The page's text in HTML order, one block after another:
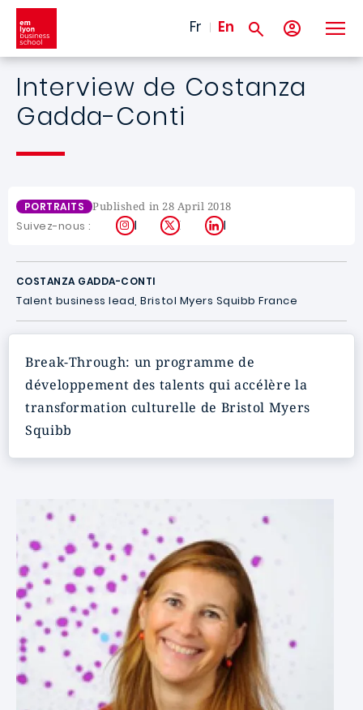
Skip to main content
Fr En
Interview de Costanza
Gadda-Conti
PORTRAITS Published in 28 April 2018
Suivez-nous : Instagram
X LinkedIn
COSTANZA GADDA-CONTI
Talent business lead, Bristol Myers Squibb France
Break-Through: un programme de
développement des talents qui accélère la
transformation culturelle de Bristol Myers
Squibb
Image